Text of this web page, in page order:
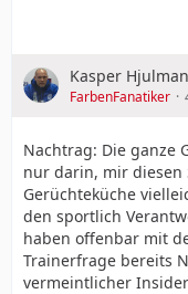
Kasper
FarbenFanatiker
Nachtrag: Die ganze
nur darin, mir diesen
Gerüchteküche
den sportlich
haben offenbar mit
Trainerfrage bereits
vermeintlicher